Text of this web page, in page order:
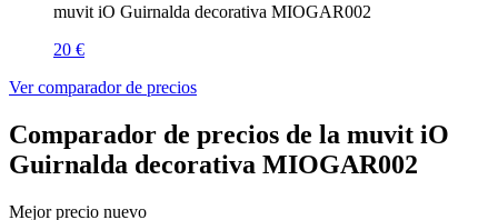
muvit iO Guirnalda decorativa MIOGAR002
20 €
Ver comparador de precios
Comparador de precios de la muvit iO
Guirnalda decorativa MIOGAR002
Mejor precio nuevo